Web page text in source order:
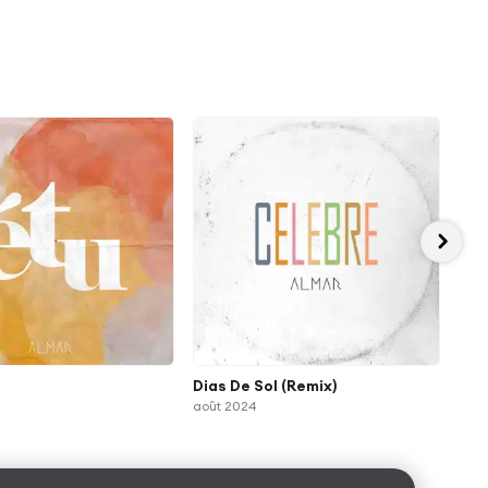
Dias De Sol (Remix)
août 2024